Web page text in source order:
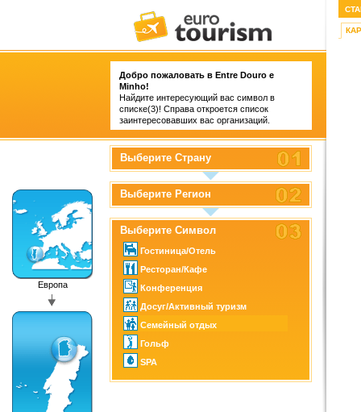
Добро пожаловать в Entre Douro e
Minho!
Найдите интересующий вас символ в
списке(3)! Справа откроется список
заинтересовавших вас организаций.
Европа
Выберите Страну
Выберите Регион
Выберите Символ
Гостиница/Отель
Ресторан/Кафе
Конференция
Досуг/Активный туризм
Семейный отдых
Гольф
SPA